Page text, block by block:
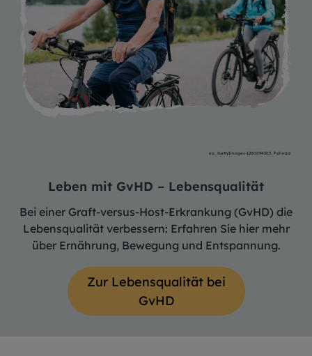
ea_GettyImages-1200094303_Fahrrad
Leben mit GvHD – Lebensqualität
Bei einer Graft-versus-Host-Erkrankung (GvHD) die
Lebensqualität verbessern: Erfahren Sie hier mehr
über Ernährung, Bewegung und Entspannung.
Zur Lebensqualität bei
GvHD